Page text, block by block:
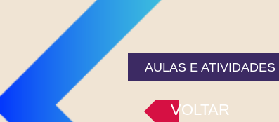
AULAS E ATIVIDADES
VOLTAR